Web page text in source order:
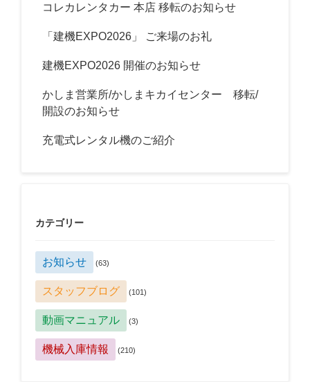
コレカレンタカー 本店 移転のお知らせ
「建機EXPO2026」 ご来場のお礼
建機EXPO2026 開催のお知らせ
かしま営業所/かしまキカイセンター 移転/
開設のお知らせ
充電式レンタル機のご紹介
カテゴリー
お知らせ (63)
スタッフブログ (101)
動画マニュアル (3)
機械入庫情報 (210)